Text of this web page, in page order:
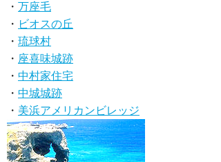
・ 万座毛
・ ビオスの丘
・ 琉球村
・ 座喜味城跡
・ 中村家住宅
・ 中城城跡
・ 美浜アメリカンビレッジ